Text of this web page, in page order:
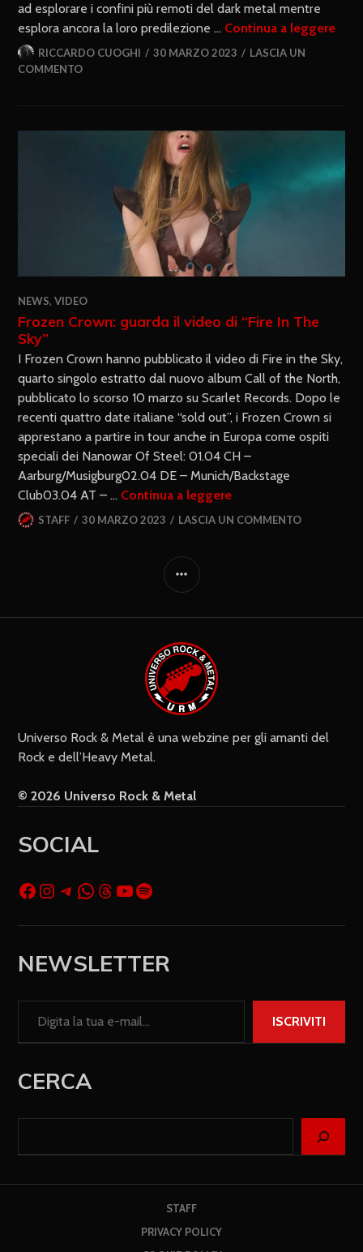
ad esplorare i confini più remoti del dark metal mentre
esplora ancora la loro predilezione … Continua a leggere
RICCARDO CUOGHI 30 MARZO 2023
LASCIA UN
COMMENTO
NEWS,VIDEO
Frozen Crown: guarda il video di “Fire In The
Sky”
I Frozen Crown hanno pubblicato il video di Fire in the Sky,
quarto singolo estratto dal nuovo album Call of the North,
pubblicato lo scorso 10 marzo su Scarlet Records. Dopo le
recenti quattro date italiane “sold out”, i Frozen Crown si
apprestano a partire in tour anche in Europa come ospiti
speciali dei Nanowar Of Steel: 01.04 CH –
Aarburg/Musigburg02.04 DE – Munich/Backstage
Club03.04 AT – … Continua a leggere
STAFF 30 MARZO 2023 LASCIA UN COMMENTO
Universo Rock & Metal è una webzine per gli amanti del
Rock e dell’Heavy Metal.
© 2026 Universo Rock & Metal
SOCIAL
NEWSLETTER
ISCRIVITI
CERCA
STAFF
PRIVACY POLICY